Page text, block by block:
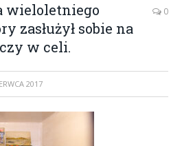
wieloletniego
zasłużył sobie na
w celi.
0
2017